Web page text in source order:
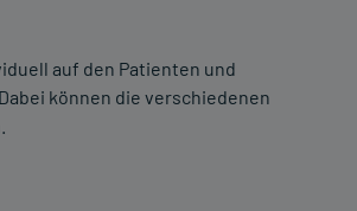
auf den Patienten und
können die verschiedenen